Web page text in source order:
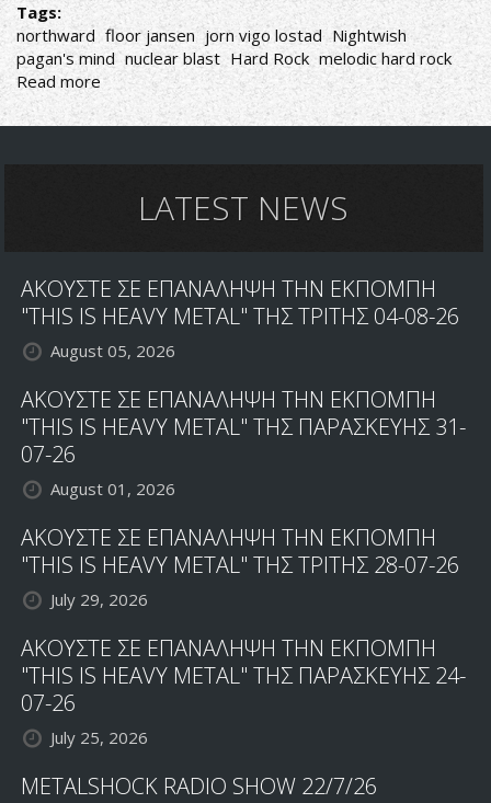
Tags:
northward floor jansen jorn vigo lostad Nightwish
pagan's mind nuclear blast Hard Rock melodic hard rock
Read moreabout
NORTHWARD:
TRAILER
LATEST NEWS
ΑΚΟΥΣΤΕ ΣΕ ΕΠΑΝΑΛΗΨΗ ΤΗΝ ΕΚΠΟΜΠΗ
"THIS IS HEAVY METAL" ΤΗΣ ΤΡΙΤΗΣ 04-08-26
August 05, 2026
ΑΚΟΥΣΤΕ ΣΕ ΕΠΑΝΑΛΗΨΗ ΤΗΝ ΕΚΠΟΜΠΗ
"THIS IS HEAVY METAL" ΤΗΣ ΠΑΡΑΣΚΕΥΗΣ 31-
07-26
August 01, 2026
ΑΚΟΥΣΤΕ ΣΕ ΕΠΑΝΑΛΗΨΗ ΤΗΝ ΕΚΠΟΜΠΗ
"THIS IS HEAVY METAL" ΤΗΣ ΤΡΙΤΗΣ 28-07-26
July 29, 2026
ΑΚΟΥΣΤΕ ΣΕ ΕΠΑΝΑΛΗΨΗ ΤΗΝ ΕΚΠΟΜΠΗ
"THIS IS HEAVY METAL" ΤΗΣ ΠΑΡΑΣΚΕΥΗΣ 24-
07-26
July 25, 2026
METALSHOCK RADIO SHOW 22/7/26